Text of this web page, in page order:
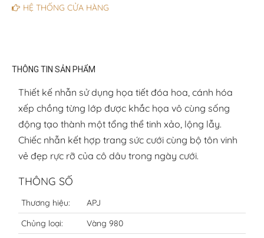
HỆ THỐNG CỬA HÀNG
THÔNG TIN SẢN PHẨM
Thiết kế nhẫn sử dụng họa tiết đóa hoa, cánh hóa
xếp chồng từng lớp được khắc họa vô cùng sống
động tạo thành một tổng thể tinh xảo, lộng lẫy.
Chiếc nhẫn kết hợp trang sức cưới cùng bộ tôn vinh
vẻ đẹp rực rỡ của cô dâu trong ngày cưới.
THÔNG SỐ
Thương hiệu:
APJ
Chủng loại:
Vàng 980